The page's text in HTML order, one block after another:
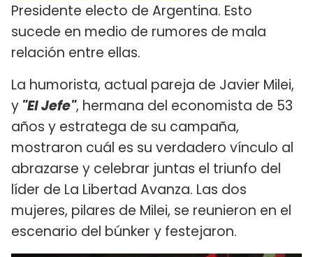
Presidente electo de Argentina. Esto
sucede en medio de rumores de mala
relación entre ellas.
La humorista, actual pareja de Javier Milei,
y "El Jefe", hermana del economista de 53
años y estratega de su campaña,
mostraron cuál es su verdadero vínculo al
abrazarse y celebrar juntas el triunfo del
líder de La Libertad Avanza. Las dos
mujeres, pilares de Milei, se reunieron en el
escenario del búnker y festejaron.